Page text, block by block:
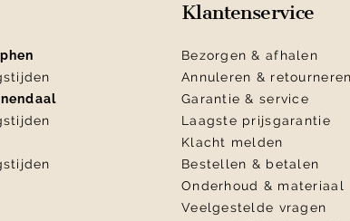
Klantenservice
Bezorgen & afhalen
Annuleren & retourneren
Garantie & service
Laagste prijsgarantie
Klacht melden
Bestellen & betalen
Onderhoud & materiaal
Veelgestelde vragen